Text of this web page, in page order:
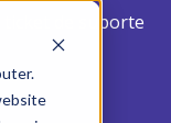
para
ticket de suporte